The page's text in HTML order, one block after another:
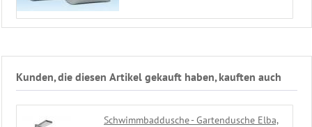
Kunden, die diesen Artikel gekauft haben, kauften auch
Schwimmbaddusche - Gartendusche Elba,